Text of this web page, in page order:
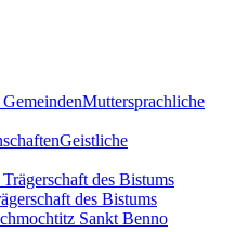
Muttersprachliche
Geistliche
des Bistums
Sankt Benno